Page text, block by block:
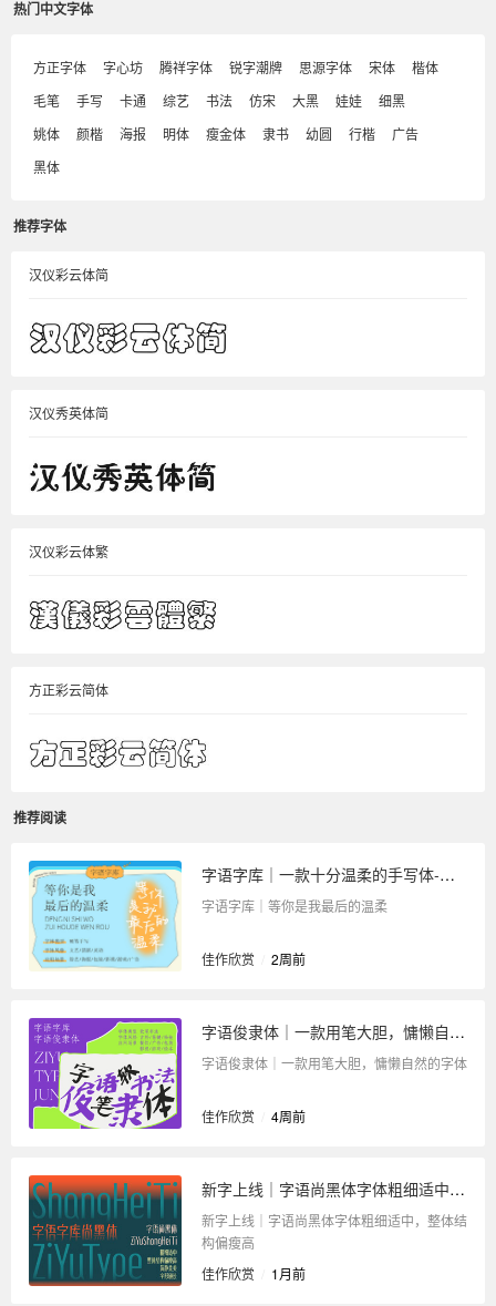
热门中文字体
方正字体 字心坊 腾祥字体 锐字潮牌 思源字体 宋体
楷体
毛笔
手写 卡通 综艺 书法 仿宋 大黑 娃娃
细黑
姚体
颜楷 海报 明体 瘦金体 隶书 幼圆 行楷
广告
黑体
推荐字体
汉仪彩云体简
汉仪秀英体简
汉仪彩云体繁
方正彩云简体
推荐阅读
字语字库｜一款十分温柔的手写体-等你是我最后的温柔
字语字库｜等你是我最后的温柔
佳作欣赏 2周前
字语俊隶体｜一款用笔大胆，慵懒自然的字体
字语俊隶体｜一款用笔大胆，慵懒自然的字体
佳作欣赏 4周前
新字上线｜字语尚黑体字体粗细适中，整体结构偏瘦高
新字上线｜字语尚黑体字体粗细适中，整体结
构偏瘦高
佳作欣赏
1月前